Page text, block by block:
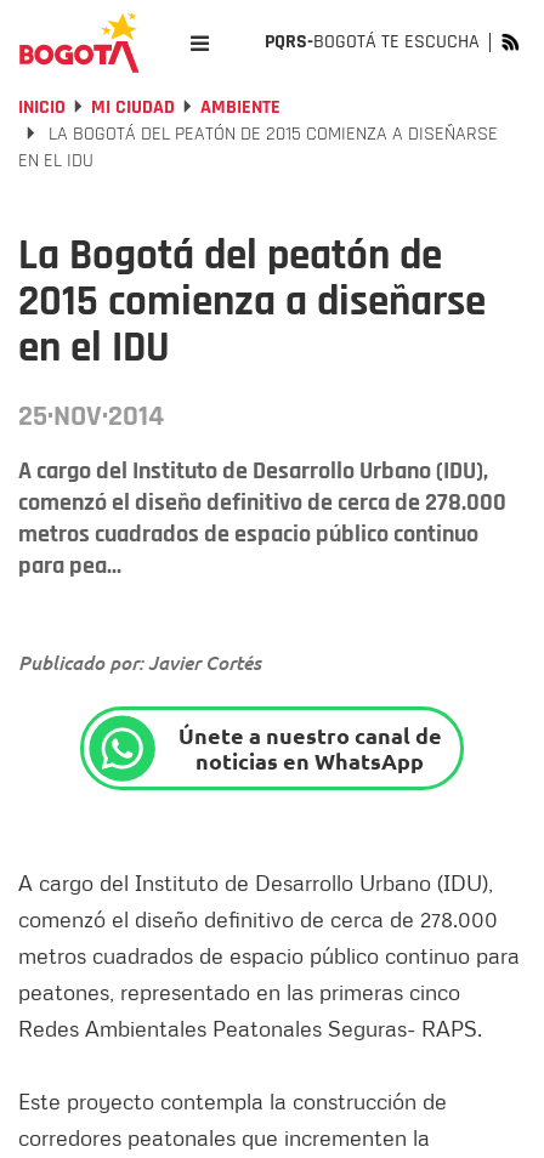
PQRS-BOGOTÁ TE ESCUCHA
INICIO MI CIUDAD
AMBIENTE
LA BOGOTÁ DEL PEATÓN DE 2015 COMIENZA A DISEÑARSE
EN EL IDU
La Bogotá del peatón de
2015 comienza a diseñarse
en el IDU
25·NOV·2014
A cargo del Instituto de Desarrollo Urbano (IDU),
comenzó el diseño definitivo de cerca de 278.000
metros cuadrados de espacio público continuo
para pea...
Publicado por: Javier Cortés
Únete a nuestro canal de
noticias en WhatsApp
A cargo del Instituto de Desarrollo Urbano (IDU),
comenzó el diseño definitivo de cerca de 278.000
metros cuadrados de espacio público continuo para
peatones, representado en las primeras cinco
Redes Ambientales Peatonales Seguras- RAPS.
Este proyecto contempla la construcción de
corredores peatonales que incrementen la